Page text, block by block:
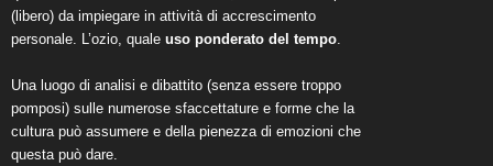
(libero) da impiegare in attività di accrescimento
personale. L’ozio, quale uso ponderato del tempo.
Una luogo di analisi e dibattito (senza essere troppo
pomposi) sulle numerose sfaccettature e forme che la
cultura può assumere e della pienezza di emozioni che
questa può dare.